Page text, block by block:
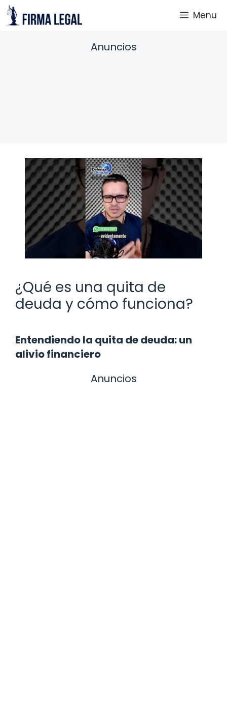
Saltar
al
Menu
Anuncios
¿Qué es una quita de
deuda y cómo funciona?
Entendiendo la quita de deuda: un
alivio financiero
Anuncios